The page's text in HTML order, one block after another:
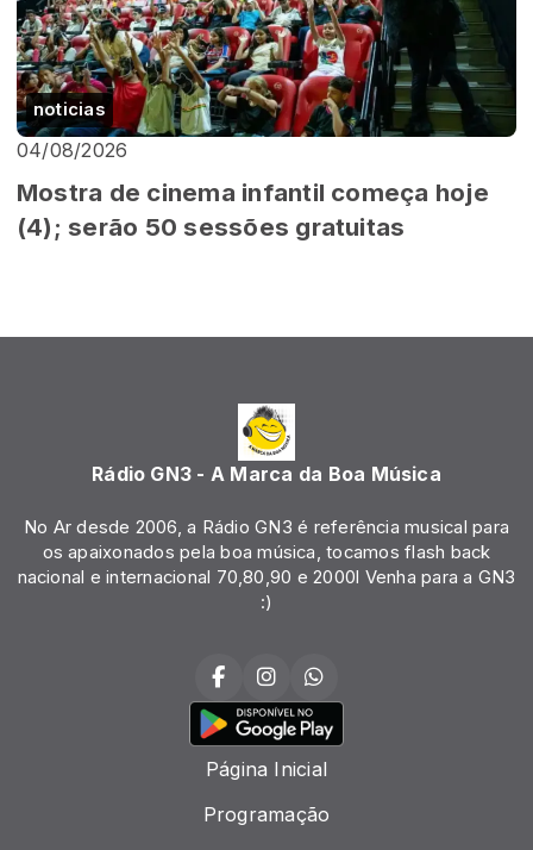
noticias
04/08/2026
Mostra de cinema infantil começa hoje
(4); serão 50 sessões gratuitas
Rádio GN3 - A Marca da Boa Música
No Ar desde 2006, a Rádio GN3 é referência musical para
os apaixonados pela boa música, tocamos flash back
nacional e internacional 70,80,90 e 2000l Venha para a GN3
:)
Página Inicial
Programação